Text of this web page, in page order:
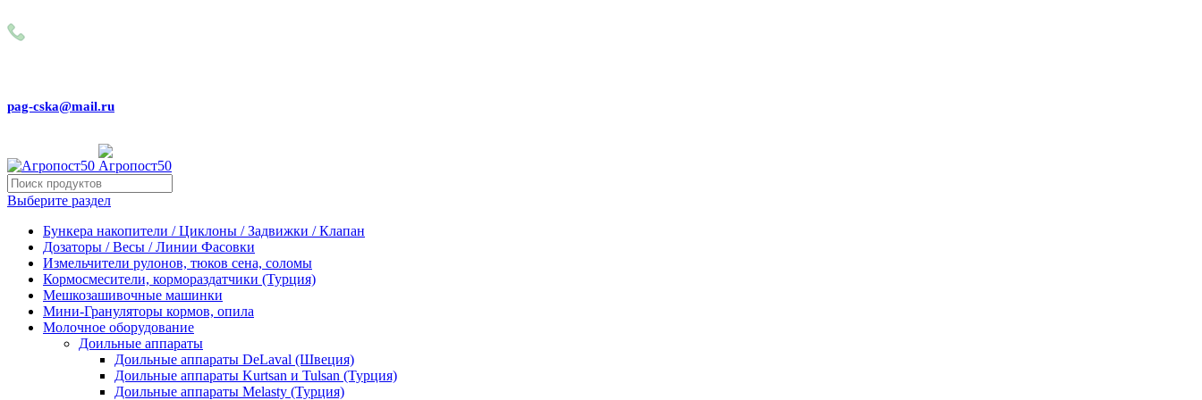
pag-cska@mail.ru
Выберите раздел
Бункера накопители / Циклоны / Задвижки / Клапан
Дозаторы / Весы / Линии Фасовки
Измельчители рулонов, тюков сена, соломы
Кормосмесители, кормораздатчики (Турция)
Мешкозашивочные машинки
Мини-Грануляторы кормов, опила
Молочное оборудование
Доильные аппараты
Доильные аппараты DeLaval (Швеция)
Доильные аппараты Kurtsan и Tulsan (Турция)
Доильные аппараты Melasty (Турция)